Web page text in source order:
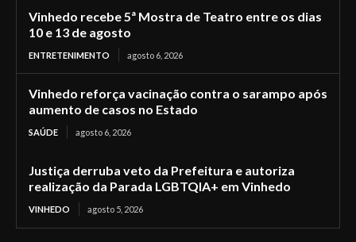
Vinhedo recebe 5ª Mostra de Teatro entre os dias
10 e 13 de agosto
ENTRETENIMENTO agosto 6, 2026
Vinhedo reforça vacinação contra o sarampo após
aumento de casos no Estado
SAÚDE agosto 6, 2026
Justiça derruba veto da Prefeitura e autoriza
realização da Parada LGBTQIA+ em Vinhedo
VINHEDO agosto 5, 2026